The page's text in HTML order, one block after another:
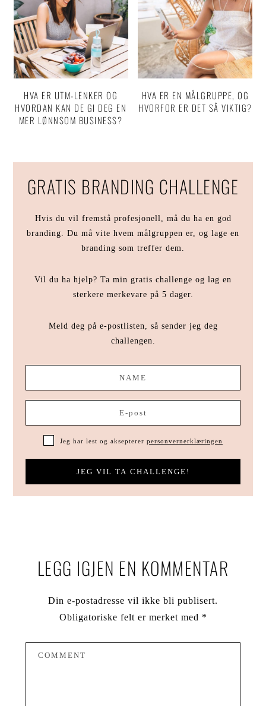
HVA ER UTM-LENKER OG
HVORDAN KAN DE GI DEG EN
MER LØNNSOM BUSINESS?
HVA ER EN MÅLGRUPPE, OG
HVORFOR ER DET SÅ VIKTIG?
GRATIS BRANDING CHALLENGE
Hvis du vil fremstå profesjonell, må du ha en god
branding. Du må vite hvem målgruppen er, og lage en
branding som treffer dem.
Vil du ha hjelp? Ta min gratis challenge og lag en
sterkere merkevare på 5 dager.
Meld deg på e-postlisten, så sender jeg deg
challengen.
Jeg har lest og aksepterer personvernerklæringen
Interactions
LEGG IGJEN EN KOMMENTAR
Din e-postadresse vil ikke bli publisert.
Obligatoriske felt er merket med *